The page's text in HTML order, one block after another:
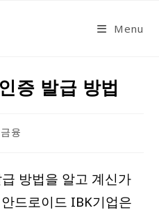
Menu
증 발급 방법
금융
방법을 알고 계신가
드로이드 IBK기업은